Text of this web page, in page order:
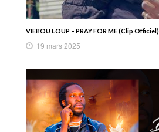
VIEBOU LOUP – PRAY FOR ME (Clip Officiel)
19 mars 2025